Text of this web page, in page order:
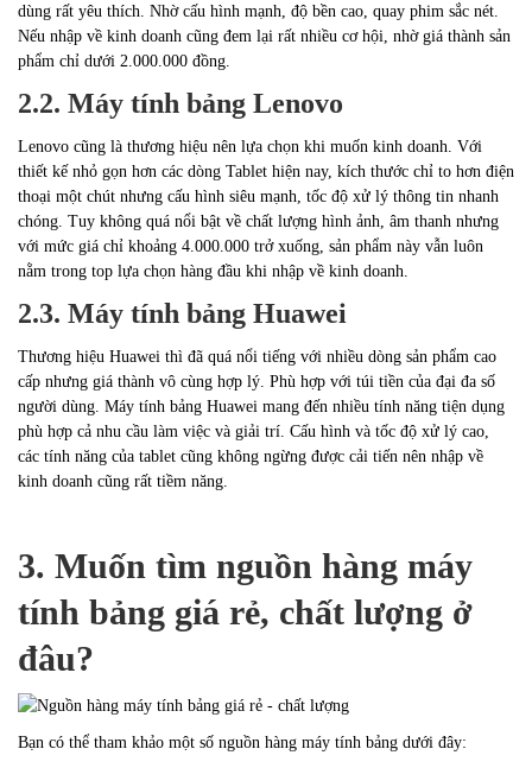
dùng rất yêu thích. Nhờ cấu hình mạnh, độ bền cao, quay phim sắc nét.
Nếu nhập về kinh doanh cũng đem lại rất nhiều cơ hội, nhờ giá thành sản
phẩm chỉ dưới 2.000.000 đồng.
2.2. Máy tính bảng Lenovo
Lenovo cũng là thương hiệu nên lựa chọn khi muốn kinh doanh. Với
thiết kế nhỏ gọn hơn các dòng Tablet hiện nay, kích thước chỉ to hơn điện
thoại một chút nhưng cấu hình siêu mạnh, tốc độ xử lý thông tin nhanh
chóng. Tuy không quá nổi bật về chất lượng hình ảnh, âm thanh nhưng
với mức giá chỉ khoảng 4.000.000 trở xuống, sản phẩm này vẫn luôn
nằm trong top lựa chọn hàng đầu khi nhập về kinh doanh.
2.3. Máy tính bảng Huawei
Thương hiệu Huawei thì đã quá nổi tiếng với nhiều dòng sản phẩm cao
cấp nhưng giá thành vô cùng hợp lý. Phù hợp với túi tiền của đại đa số
người dùng. Máy tính bảng Huawei mang đến nhiều tính năng tiện dụng
phù hợp cả nhu cầu làm việc và giải trí. Cấu hình và tốc độ xử lý cao,
các tính năng của tablet cũng không ngừng được cải tiến nên nhập về
kinh doanh cũng rất tiềm năng.
3. Muốn tìm nguồn hàng máy
tính bảng giá rẻ, chất lượng ở
đâu?
Bạn có thể tham khảo một số nguồn hàng máy tính bảng dưới đây: